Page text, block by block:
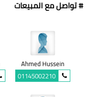
# تواصل مع المبيعات
Ahmed Hussein
01145002210